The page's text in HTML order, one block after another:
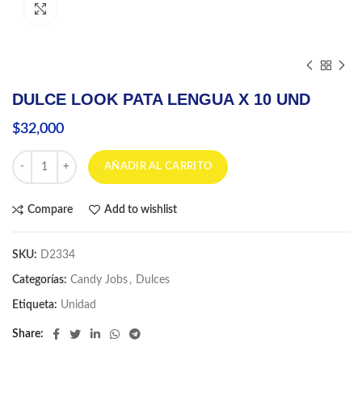
DULCE LOOK PATA LENGUA X 10 UND
$32,000
DULCE LOOK PATA LENGUA X 10 UND cantidad
AÑADIR AL CARRITO
Compare Add to wishlist
SKU: D2334
Categorías: Candy Jobs , Dulces
Etiqueta: Unidad
Share